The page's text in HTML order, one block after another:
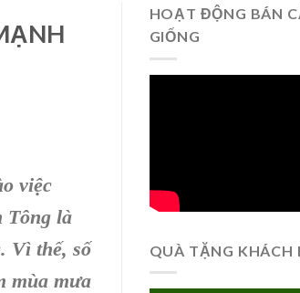
việc
Tông là
Vì thế, số
mùa mưa
HOẠT ĐỘNG BÁN
GIỐNG
QUÀ TẶNG KHÁCH